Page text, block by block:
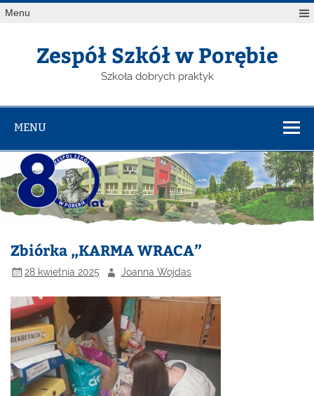
Menu
Zespół Szkół w Porębie
Szkoła dobrych praktyk
MENU
Zbiórka „KARMA WRACA”
28 kwietnia 2025 Joanna Wojdas